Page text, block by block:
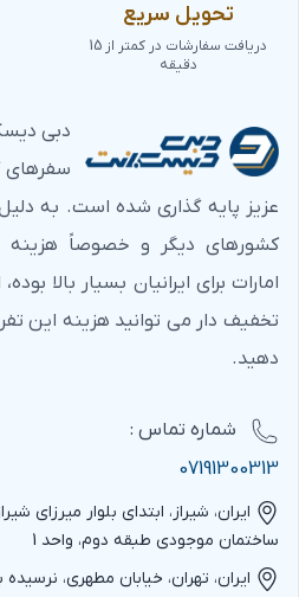
تحویل سریع
دریافت سفارشات در کمتر از 15
دقیقه
دبی
سفرهای
عزیز پایه گذاری شده است. به
کشورهای دیگر و خصوصاً هزینه
امارات برای ایرانیان بسیار بالا
تخفیف دار می توانید هزینه این
دهید.
شماره‌ تماس :
07191300313
ایران، شیراز، ابتدای بلوار میرزای
ساختمان موجودی طبقه دوم، واحد 1
ایران، تهران، خیابان مطهری،